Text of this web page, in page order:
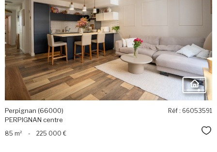
voir le
bien
Perpignan (66000)
PERPIGNAN centre
Réf : 66053591
85 m² - 225 000 €